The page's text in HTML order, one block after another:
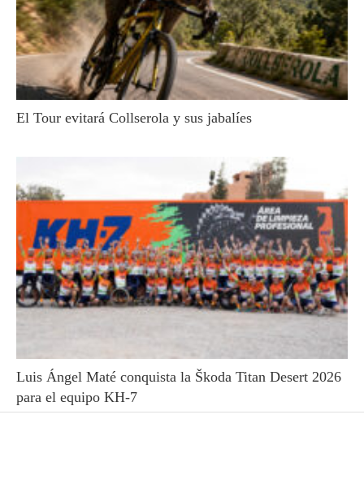
El Tour evitará Collserola y sus jabalíes
Luis Ángel Maté conquista la Škoda Titan Desert 2026
para el equipo KH-7